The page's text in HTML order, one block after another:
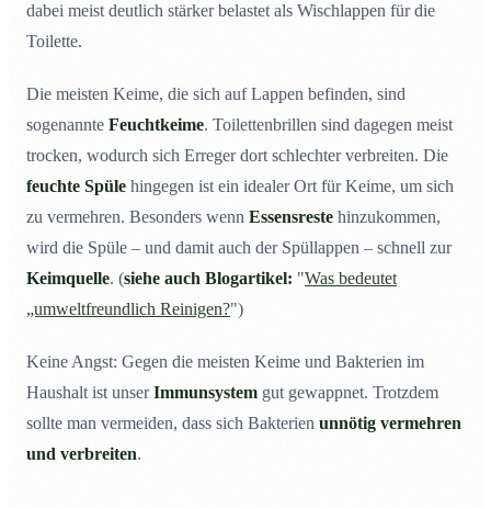
dabei meist deutlich stärker belastet als Wischlappen für die
Toilette.
Die meisten Keime, die sich auf Lappen befinden, sind
sogenannte Feuchtkeime. Toilettenbrillen sind dagegen meist
trocken, wodurch sich Erreger dort schlechter verbreiten. Die
feuchte Spüle hingegen ist ein idealer Ort für Keime, um sich
zu vermehren. Besonders wenn Essensreste hinzukommen,
wird die Spüle – und damit auch der Spüllappen – schnell zur
Keimquelle. (siehe auch Blogartikel: "Was bedeutet
„umweltfreundlich Reinigen?")
Keine Angst: Gegen die meisten Keime und Bakterien im
Haushalt ist unserImmunsystem gut gewappnet. Trotzdem
sollte man vermeiden, dass sich Bakterien unnötig vermehren
und verbreiten.